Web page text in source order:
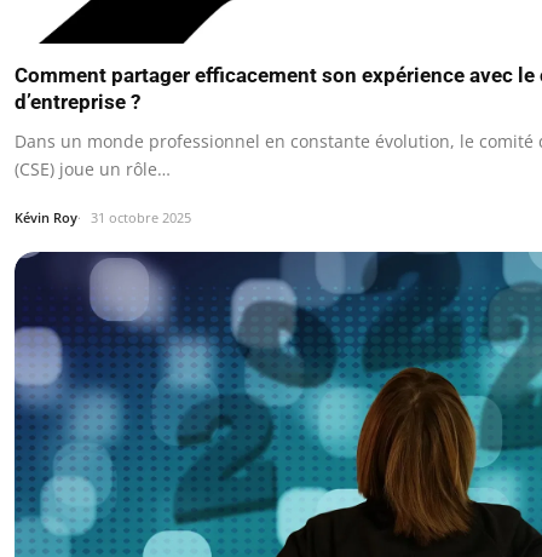
Comment partager efficacement son expérience avec
d’entreprise ?
Dans un monde professionnel en constante évolution, le comité
(CSE) joue un rôle…
Kévin Roy 31 octobre 2025